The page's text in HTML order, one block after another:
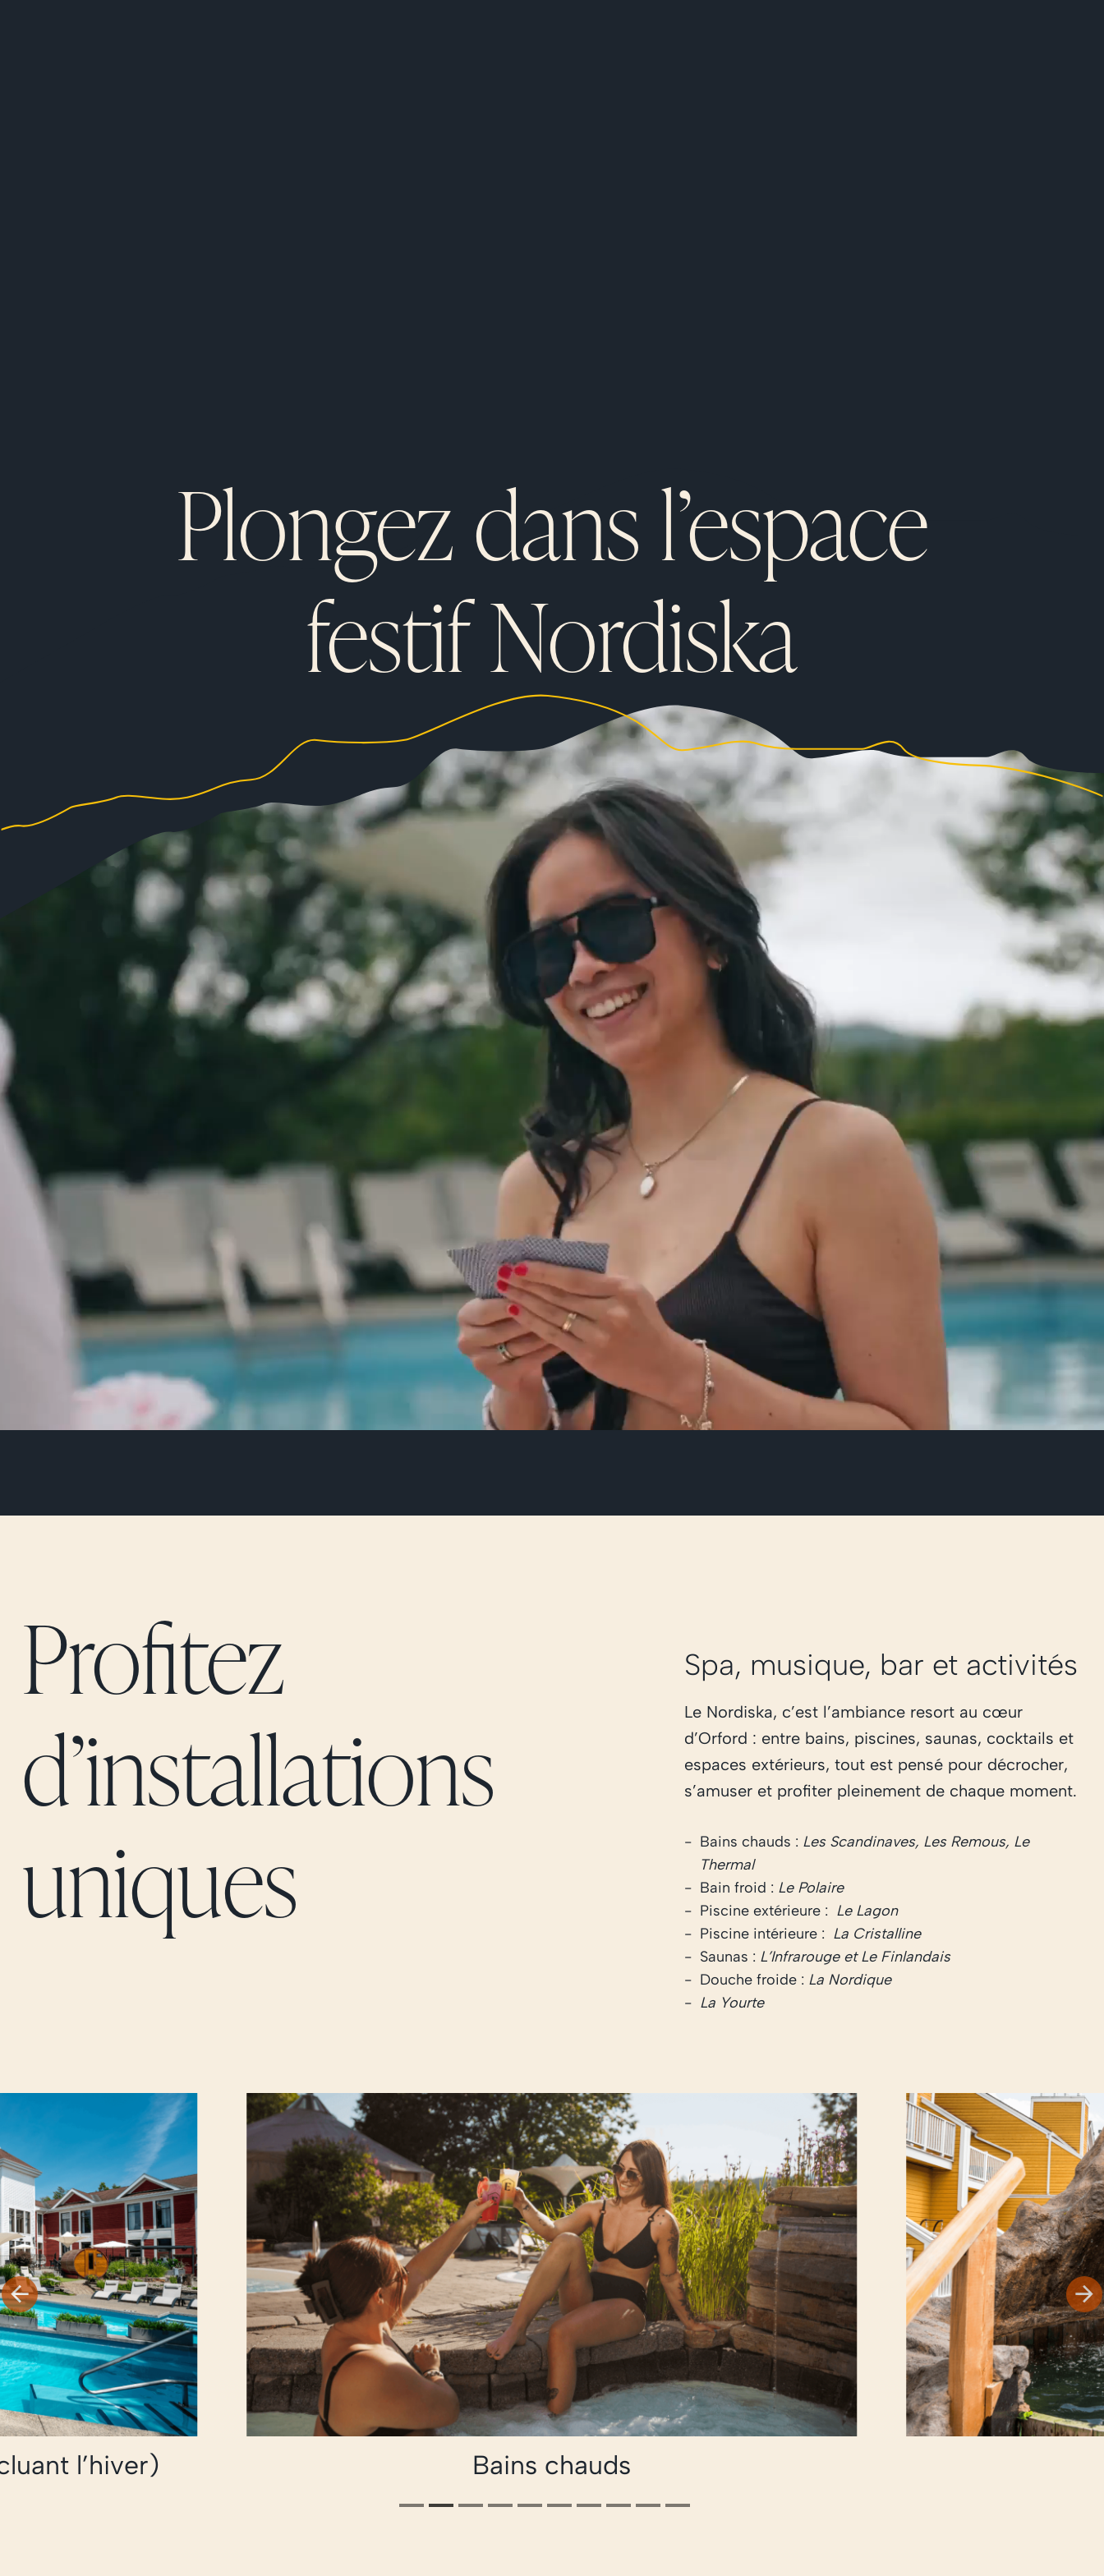
Plongez dans l’espace
festif Nordiska
Profitez
d’installations
uniques
Spa, musique, bar et activités
Le Nordiska, c’est l’ambiance resort au cœur
d’Orford : entre bains, piscines, saunas, cocktails et
espaces extérieurs, tout est pensé pour décrocher,
s’amuser et profiter pleinement de chaque moment.
Bains chauds : Les Scandinaves, Les Remous, Le
Thermal
Bain froid : Le Polaire
Piscine extérieure : Le Lagon
Piscine intérieure : La Cristalline
Saunas : L’Infrarouge et Le Finlandais
Douche froide : La Nordique
La Yourte
l’hiver) Bains chauds